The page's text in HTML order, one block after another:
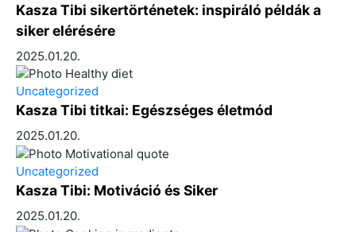
Kasza Tibi sikertörténetek: inspiráló példák a
siker elérésére
2025.01.20.
Uncategorized
Kasza Tibi titkai: Egészséges életmód
2025.01.20.
Uncategorized
Kasza Tibi: Motiváció és Siker
2025.01.20.